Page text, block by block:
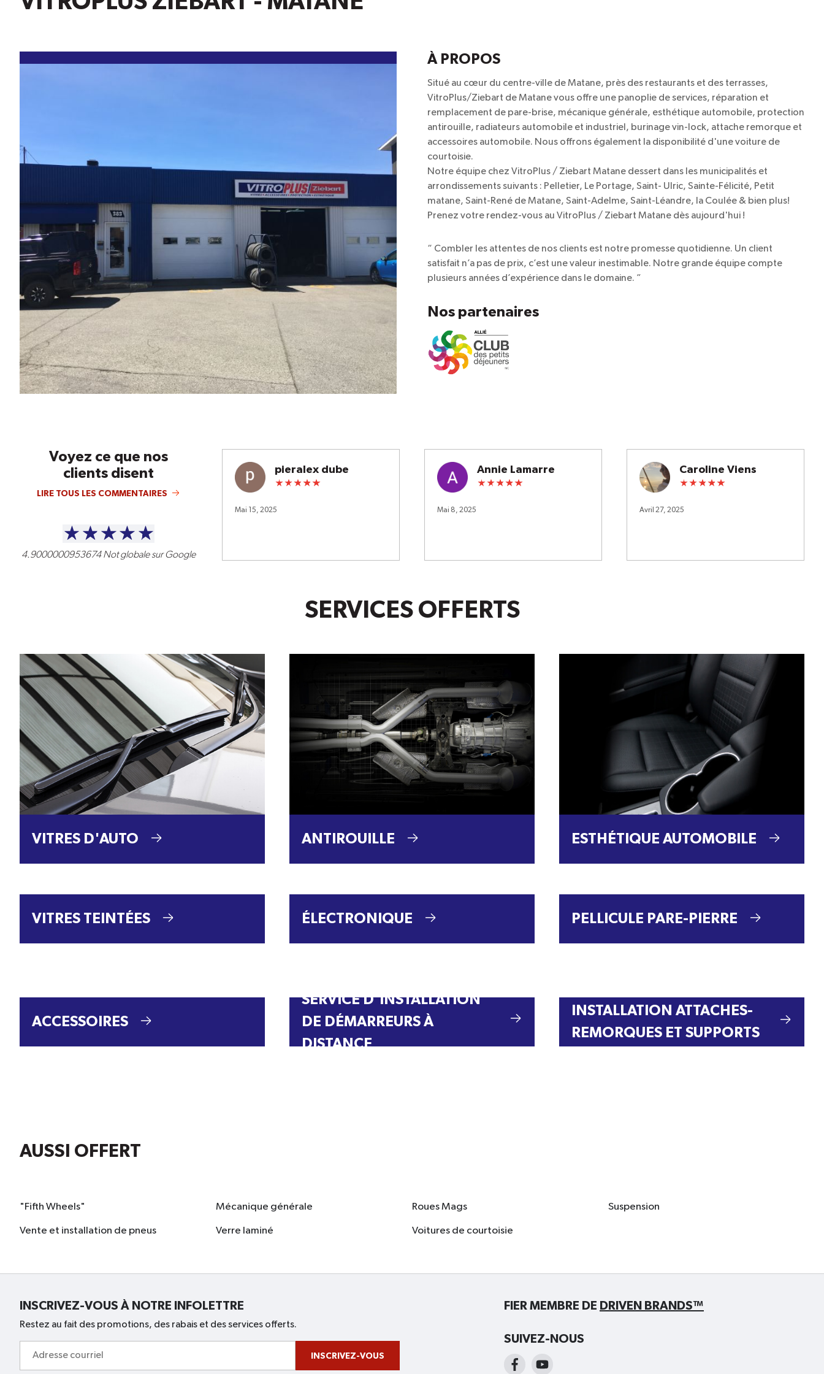
À PROPOS
Situé au cœur du centre-ville de Matane, près des restaurants et des terrasses,
VitroPlus/Ziebart de Matane vous offre une panoplie de services, réparation et
remplacement de pare-brise, mécanique générale, esthétique automobile, protection
antirouille, radiateurs automobile et industriel, burinage vin-lock, attache remorque et
accessoires automobile. Nous offrons également la disponibilité d'une voiture de
courtoisie.
Notre équipe chez VitroPlus / Ziebart Matane dessert dans les municipalités et
arrondissements suivants : Pelletier, Le Portage, Saint- Ulric, Sainte-Félicité, Petit
matane, Saint-René de Matane, Saint-Adelme, Saint-Léandre, la Coulée & bien plus!
Prenez votre rendez-vous au VitroPlus / Ziebart Matane dès aujourd'hui !
“ Combler les attentes de nos clients est notre promesse quotidienne. Un client
satisfait n’a pas de prix, c’est une valeur inestimable. Notre grande équipe compte
plusieurs années d’expérience dans le domaine. ”
Nos partenaires
Voyez ce que nos
clients disent
LIRE TOUS LES COMMENTAIRES
4.9000000953674 Not globale sur Google
pieralex dube
Mai 15, 2025
Annie Lamarre
Mai 8, 2025
Caroline Viens
Avril 27, 2025
SERVICES OFFERTS
VITRES D'AUTO ANTIROUILLE ESTHÉTIQUE AUTOMOBILE
VITRES TEINTÉES ÉLECTRONIQUE PELLICULE PARE-PIERRE
ACCESSOIRES
SERVICE D’INSTALLATION
DE DÉMARREURS À
DISTANCE
INSTALLATION ATTACHES-
REMORQUES ET SUPPORTS
AUSSI OFFERT
"Fifth Wheels" Mécanique générale Roues Mags Suspension
Vente et installation de pneus Verre laminé Voitures de courtoisie
INSCRIVEZ-VOUS À NOTRE INFOLETTRE
Restez au fait des promotions, des rabais et des services offerts.
courriel
INSCRIVEZ-VOUS
FIER MEMBRE DE DRIVEN BRANDS™
SUIVEZ-NOUS